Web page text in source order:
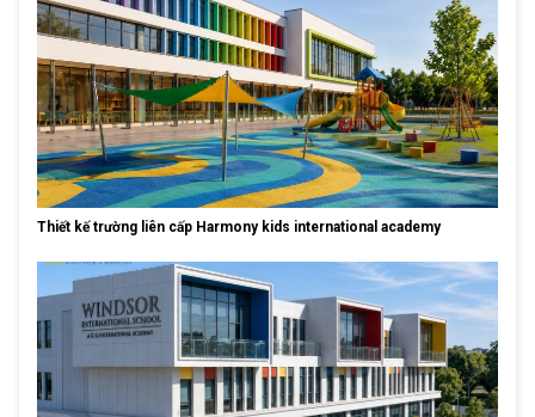
Thiết kế trường liên cấp Harmony kids international academy